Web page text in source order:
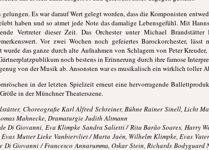
Es war darauf Wert gelegt worden, dass die Komponisten
haben und so atmet jede Note das damalige Lebensgefühl. Mit
Vertreter dieser Zeit. Das Orchester unter Michael
Vor zwei Wochen noch gefeiertes Barockorchester,
wurde das ganze durch alte Aufnahmen von Schlagern von Peter
noch bestens in Erinnerung durch ihre famose
von der Musik ab. Ansonsten war es musikalisch ein wirklich toller
in der letzten Spielzeit erneut eine hervorragende
in der Münchner Theaterszene.
Choreografie Karl Alfred Schreiner, Bühne Rainer Sinell, Licht
Mahnecke, Dramaturgie Judith Altmann
Di Giovanni, Eva Klimpke Sandra Salietti / Rita Barão Soares, Harry
Mutter Lieke Vanbiervliet / Marta Jaén, Wilhelm Klimpke, Evas
Giovanni / Francesco Annarumma, Oskar Stein, Richards Bodyguard